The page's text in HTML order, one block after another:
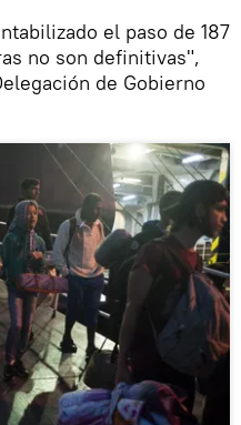
el paso de 187
no son definitivas",
de Gobierno